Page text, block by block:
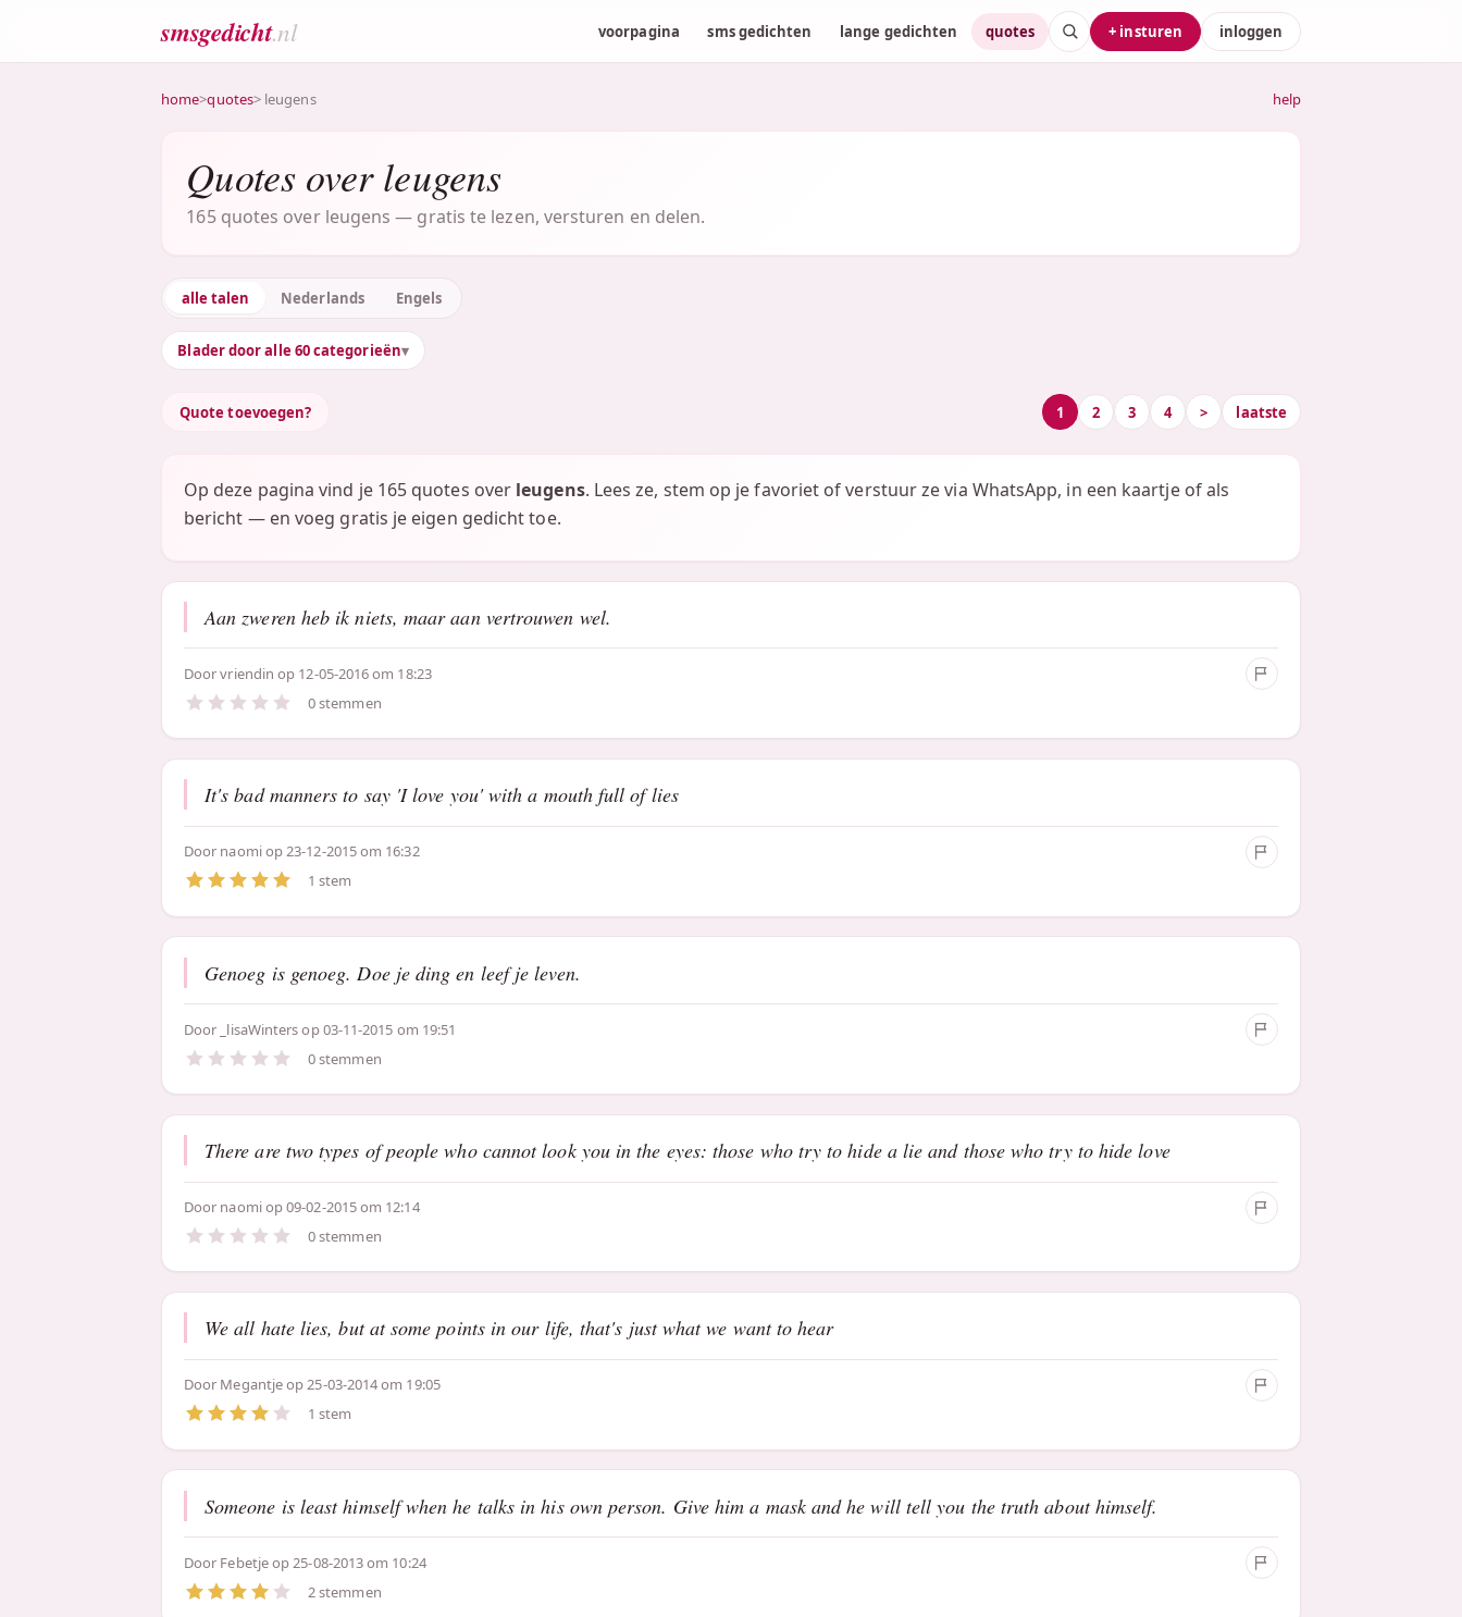
smsgedicht.nl voorpagina sms gedichten lange gedichten quotes + insturen inloggen
home>quotes> leugens help
Quotes over leugens
165 quotes over leugens — gratis te lezen, versturen en delen.
alle talen Nederlands Engels
Blader door alle 60 categorieën
Quote toevoegen? 1 2 3 4 > laatste
Op deze pagina vind je 165 quotes over leugens. Lees ze, stem op je favoriet of verstuur ze via WhatsApp, in een kaartje of als
bericht — en voeg gratis je eigen gedicht toe.
Aan zweren heb ik niets, maar aan vertrouwen wel.
Doorvriendin op 12-05-2016 om 18:23
0 stemmen
It's bad manners to say 'I love you' with a mouth full of lies
Door naomiop 23-12-2015 om 16:32
1 stem
Genoeg is genoeg. Doe je ding en leef je leven.
Door _lisaWintersop 03-11-2015 om 19:51
0 stemmen
There are two types of people who cannot look you in the eyes: those who try to hide a lie and those who try to hide love
Door naomiop 09-02-2015 om 12:14
0 stemmen
We all hate lies, but at some points in our life, that's just what we want to hear
Door Megantjeop 25-03-2014 om 19:05
1 stem
Someone is least himself when he talks in his own person. Give him a mask and he will tell you the truth about himself.
Door Febetjeop 25-08-2013 om 10:24
2 stemmen